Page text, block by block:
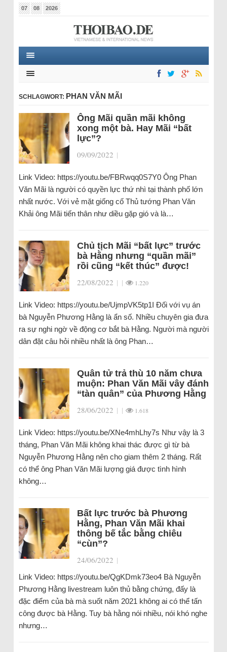
07 08 2026
SCHLAGWORT: PHAN VĂN MÃI
Ông Mãi quần mãi không
xong một bà. Hay Mãi “bất
lực”?
09/09/2022 |
Link Video: https://youtu.be/FBRwqq0S7Y0 Ông Phan
Văn Mãi là người có quyền lực thứ nhì tại thành phố lớn
nhất nước. Với vẻ mặt giống cố Thủ tướng Phan Văn
Khải ông Mãi tiến thân như diều gặp gió và là…
Chủ tịch Mãi “bất lực” trước
bà Hằng nhưng “quần mãi”
rồi cũng “kết thúc” được!
22/08/2022 | | 1.220
Link Video: https://youtu.be/UjmpVK5tp1I Đối với vụ án
bà Nguyễn Phương Hằng là ẩn số. Nhiều chuyên gia đưa
ra sự nghi ngờ về động cơ bắt bà Hằng. Người mà người
dân đặt câu hỏi nhiều nhất là ông Phan…
Quân tử trả thù 10 năm chưa
muộn: Phan Văn Mãi vây đánh
“tàn quân” của Phương Hằng
28/06/2022 | | 1.618
Link Video: https://youtu.be/XNe4mhLhy7s Như vậy là 3
tháng, Phan Văn Mãi không khai thác được gì từ bà
Nguyễn Phương Hằng nên cho giam thêm 2 tháng. Rất
có thể ông Phan Văn Mãi lượng giá được tình hình
không…
Bất lực trước bà Phương
Hằng, Phan Văn Mãi khai
thông bế tắc bằng chiêu
“cùn”?
24/06/2022 |
Link Video: https://youtu.be/QgKDmk73eo4 Bà Nguyễn
Phương Hằng livestream luôn thủ bằng chứng, đấy là
đặc điểm của bà mà suốt năm 2021 không ai có thể tấn
công được bà Hằng. Tuy bà hằng nói nhiều, nói khó nghe
nhưng…